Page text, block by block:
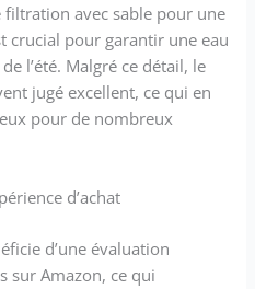
avec sable pour une
crucial pour garantir une eau
l’été. Malgré ce détail, le
jugé excellent, ce qui en
pour de nombreux
d’achat
d’une évaluation
sur Amazon, ce qui